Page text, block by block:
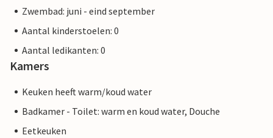
Zwembad: juni - eind september
Aantal kinderstoelen: 0
Aantal ledikanten: 0
Kamers
Keuken heeft warm/koud water
Badkamer - Toilet: warm en koud water, Douche
Eetkeuken